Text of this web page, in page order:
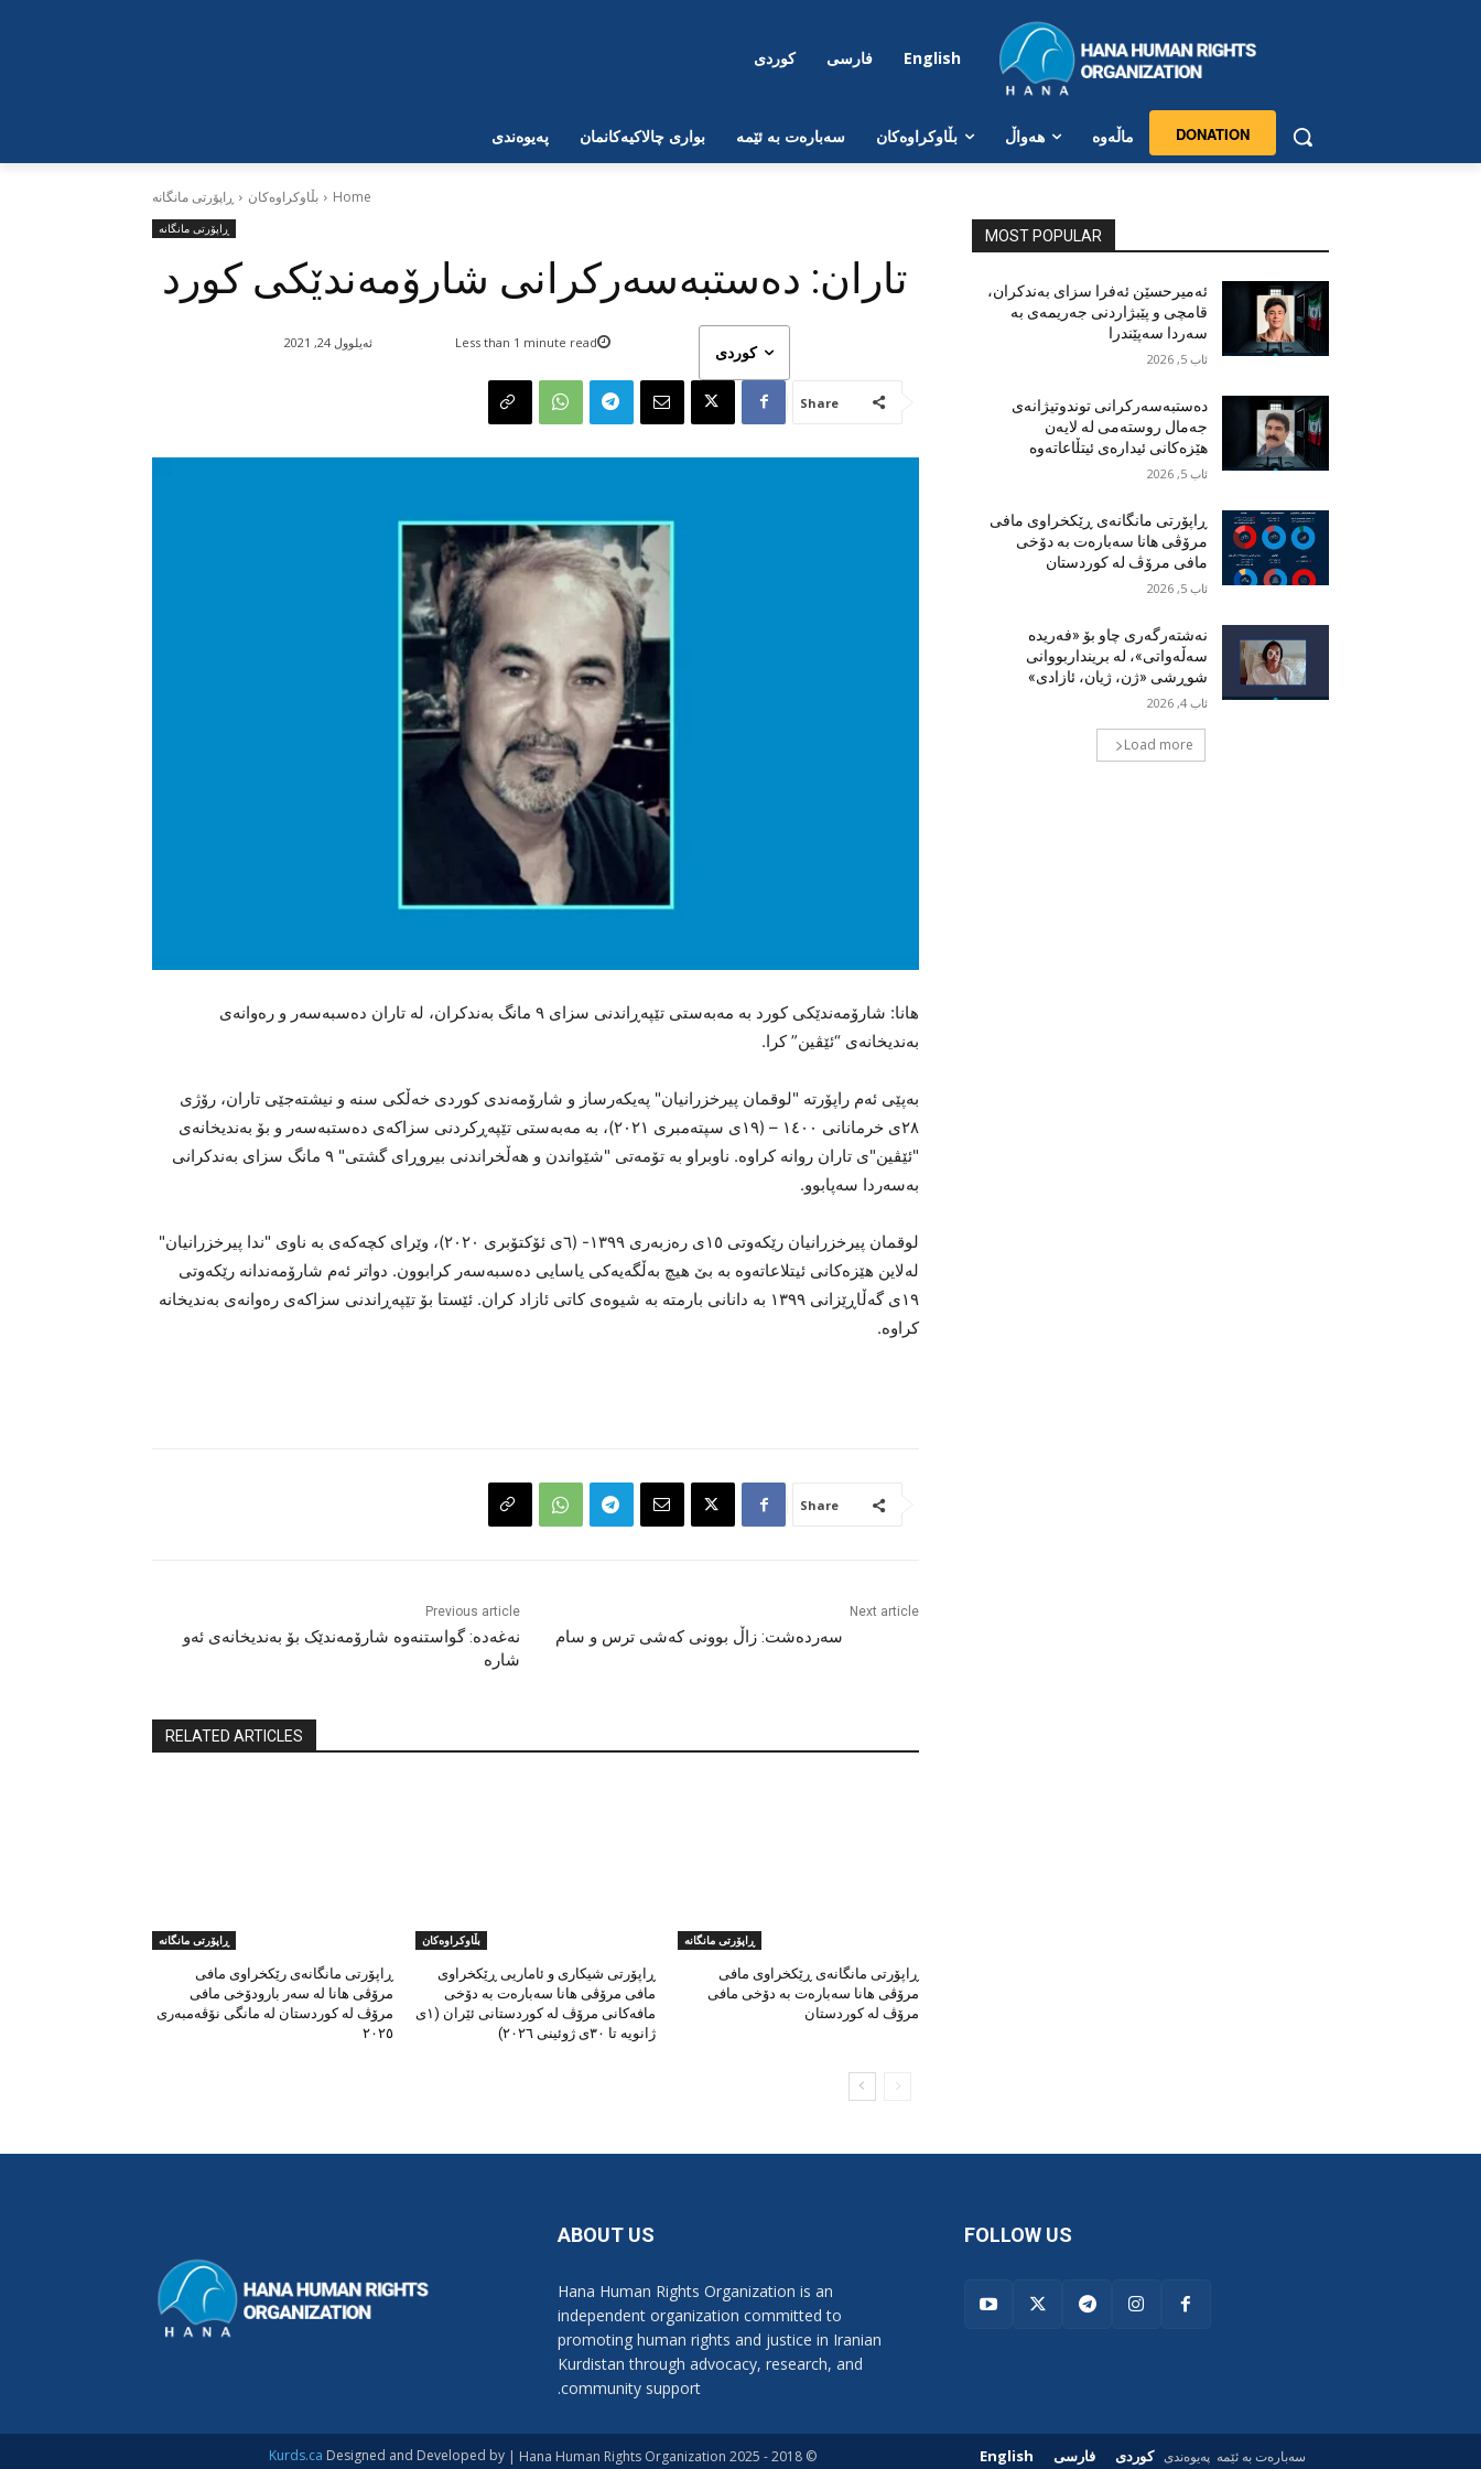
English فارسی کوردی
ماڵەوە هەواڵ بڵاوکراوەکان سەبارەت بە ئێمە بواری چالاکیەکانمان پەیوەندی DONATION
Home بڵاوکراوەکان ڕاپۆرتی مانگانە
ڕاپۆرتی مانگانە
تاران: دەستبەسەرکرانی شارۆمەندێکی کورد
ئەیلوول 24, 2021 Less than 1 minute read کوردی
Share
هانا: شارۆمەندێکی کورد بە مەبەستی تێپەڕاندنی سزای ٩ مانگ بەندکران، لە تاران دەسبەسەر و رەوانەی
بەندیخانەی “ئێڤین” کرا.
بەپێی ئەم راپۆرتە "لوقمان پیرخزرانیان" پەیکەرساز و شارۆمەندی کوردی خەڵکی سنە و نیشتەجێی تاران، رۆژی
٢٨ی خرمانانی ١٤٠٠ – (١٩ی سپتەمبری ٢٠٢١)، بە مەبەستی تێپەڕکردنی سزاکەی دەستبەسەر و بۆ بەندیخانەی
"ئێڤین"ی تاران روانە کراوە. ناوبراو بە تۆمەتی "شێواندن و هەڵخراندنی بیروڕای گشتی" ٩ مانگ سزای بەندکرانی
بەسەردا سەپابوو.
لوقمان پیرخزرانیان رێکەوتی ١٥ی رەزبەری ١٣٩٩- (٦ی ئۆکتۆبری ٢٠٢٠)، وێرای کچەکەی بە ناوی "ندا پیرخزرانیان"
لەلاین هێزەکانی ئیتلاعاتەوە بە بێ هیچ بەڵگەیەکی یاسایی دەسبەسەر کرابوون. دواتر ئەم شارۆمەندانە رێکەوتی
١٩ی گەڵاڕێزانی ١٣٩٩ بە دانانی بارمتە بە شیوەی کاتی ئازاد کران. ئێستا بۆ تێپەڕاندنی سزاکەی رەوانەی بەندیخانە
کراوە.
Share
Previous article
نەغەدە: گواستنەوە شارۆمەندێک بۆ بەندیخانەی ئەو
شارە
Next article
سەردەشت: زاڵ بوونی کەشی ترس و سام
RELATED ARTICLES
ڕاپۆرتی مانگانە
ڕاپۆرتی مانگانەی ڕێکخراوی مافی
مرۆڤی هانا سەبارەت بە دۆخی مافی
مرۆڤ لە کوردستان
بڵاوکراوەکان
ڕاپۆرتی شیکاری و ئاماریی ڕێکخراوی
مافی مرۆڤی هانا سەبارەت بە دۆخی
مافەکانی مرۆڤ لە کوردستانی ئێران (١ی
ژانویە تا ٣٠ی ژوئینی ٢٠٢٦)
ڕاپۆرتی مانگانە
ڕاپۆرتی مانگانەی رێکخراوی مافی
مرۆڤی هانا لە سەر بارودۆخی مافی
مرۆڤ لە کوردستان لە مانگی نۆڤەمبەری
٢٠٢٥
MOST POPULAR
ئەمیرحسێن ئەفرا سزای بەندکران،
قامچی و پێبژاردنی جەریمەی بە
سەردا سەپێندرا
ئاب 5, 2026
دەستبەسەرکرانی توندوتیژانەی
جەمال روستەمی لە لایەن
هێزەکانی ئیدارەی ئیتڵاعاتەوە
ئاب 5, 2026
ڕاپۆرتی مانگانەی ڕێکخراوی مافی
مرۆڤی هانا سەبارەت بە دۆخی
مافی مرۆڤ لە کوردستان
ئاب 5, 2026
نەشتەرگەری چاو بۆ «فەریدە
سەڵەواتی»، لە برینداربووانی
شوڕشی «ژن، ژیان، ئازادی»
ئاب 4, 2026
Load more
ABOUT US
Hana Human Rights Organization is an
independent organization committed to
promoting human rights and justice in Iranian
Kurdistan through advocacy, research, and
community support.
FOLLOW US
© 2018 - 2025 Hana Human Rights Organization |
Designed and Developed by
Kurds.ca سەبارەت بە ئێمە پەیوەندی English فارسی کوردی